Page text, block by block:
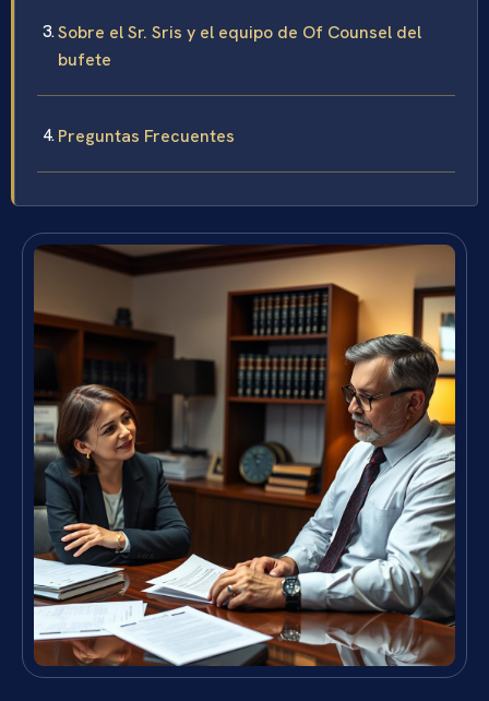
Sobre el Sr. Sris y el equipo de Of Counsel del
bufete
Preguntas Frecuentes